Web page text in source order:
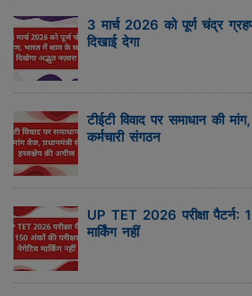
3 मार्च 2026 को पूर्ण चंद्र
दिखाई देगा
टीईटी विवाद पर समाधान की
कर्मचारी संगठन
UP TET 2026 परीक्षा पैटर्न:
मार्किंग नहीं